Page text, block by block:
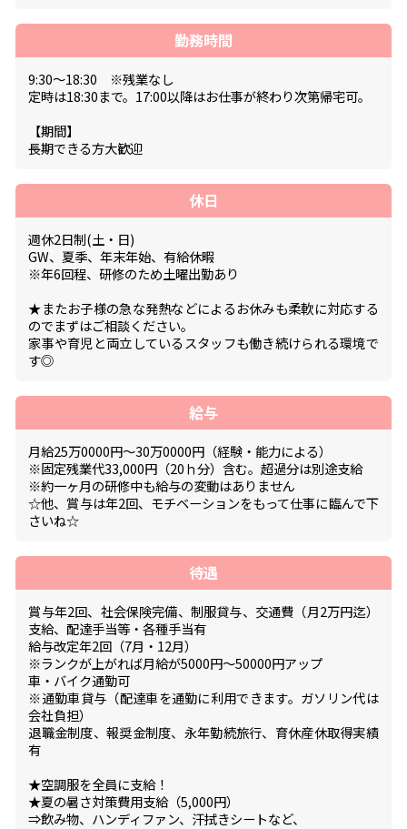
勤務時間
9:30～18:30 ※残業なし
定時は18:30まで。17:00以降はお仕事が終わり次第帰宅可。
【期間】
長期できる方大歓迎
休日
週休2日制(土・日)
GW、夏季、年末年始、有給休暇
※年6回程、研修のため土曜出勤あり
★またお子様の急な発熱などによるお休みも柔軟に対応する
のでまずはご相談ください。
家事や育児と両立しているスタッフも働き続けられる環境で
す◎
給与
月給25万0000円～30万0000円（経験・能力による）
※固定残業代33,000円（20ｈ分）含む。超過分は別途支給
※約一ヶ月の研修中も給与の変動はありません
☆他、賞与は年2回、モチベーションをもって仕事に臨んで下
さいね☆
待遇
賞与年2回、社会保険完備、制服貸与、交通費（月2万円迄）
支給、配達手当等・各種手当有
給与改定年2回（7月・12月）
※ランクが上がれば月給が5000円～50000円アップ
車・バイク通勤可
※通勤車貸与（配達車を通勤に利用できます。ガソリン代は
会社負担）
退職金制度、報奨金制度、永年勤続旅行、育休産休取得実績
有
★空調服を全員に支給！
★夏の暑さ対策費用支給（5,000円）
⇒飲み物、ハンディファン、汗拭きシートなど、